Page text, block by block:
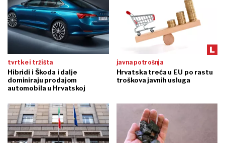
tvrtke i tržišta
Hibridi i Škoda i dalje
dominiraju prodajom
automobila u Hrvatskoj
javna potrošnja
Hrvatska treća u EU po rastu
troškova javnih usluga